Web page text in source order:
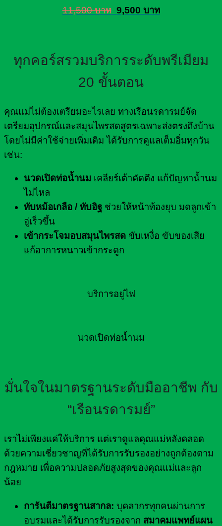
11,500 บาท 9,500 บาท
ทุกคอร์สรวมบริการระดับพรีเมียม
20 ขั้นตอน
คุณแม่ไม่ต้องเตรียมอะไรเลย ทางเรือนรดารมย์จัด
เตรียมอุปกรณ์และสมุนไพรสดสูตรเฉพาะส่งตรงถึงบ้าน
โดยไม่มีค่าใช้จ่ายเพิ่มเติม ได้รับการดูแลเต็มอิ่มทุกวัน
เช่น:
นวดเปิดท่อน้ำนม เคลียร์เต้าคัดตึง แก้ปัญหาน้ำนม
ไม่ไหล
ทับหม้อเกลือ / ทับอิฐ ช่วยให้หน้าท้องยุบ มดลูกเข้า
อู่เร็วขึ้น
เข้ากระโจมอบสมุนไพรสด ขับเหงื่อ ขับของเสีย
แก้อาการหนาวเข้ากระดูก
บริการอยู่ไฟ
นวดเปิดท่อน้ำนม
มั่นใจในมาตรฐานระดับมืออาชีพ กับ
“เรือนรดารมย์”
เราไม่เพียงแค่ให้บริการ แต่เราดูแลคุณแม่หลังคลอด
ด้วยความเชี่ยวชาญที่ได้รับการรับรองอย่างถูกต้องตาม
กฎหมาย เพื่อความปลอดภัยสูงสุดของคุณแม่และลูก
น้อย
การันตีมาตรฐานสากล: บุคลากรทุกคนผ่านการ
อบรมและได้รับการรับรองจาก สมาคมแพทย์แผน